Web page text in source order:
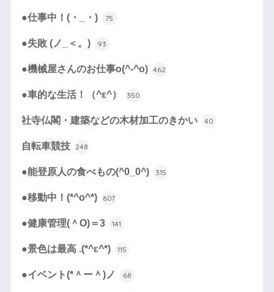
●仕事中！(・_・) 75
●失敗 (ノ_＜。) 93
●機械屋さんのお仕事o(^-^o) 462
●車的な生活！（^ε^） 350
社寺仏閣・建築などの木材加工のきかい 40
自転車競技 248
●能登原人の食べもの(^0_0^) 315
●移動中！(*^o^*) 607
●健康管理(＾O)＝3 141
●景色は最高 .(*^ε^*) 115
●イベント(*＾ー＾)ノ 68